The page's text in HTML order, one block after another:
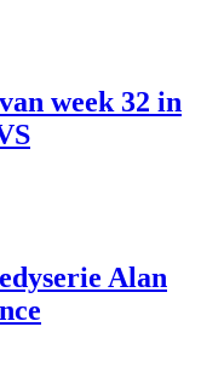
week 32 in
Alan